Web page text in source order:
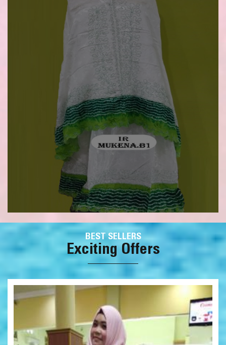
BEST SELLERS
Exciting Offers